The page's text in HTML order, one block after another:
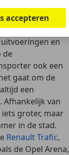
, die
actief was
belangrijk
en
de
ook een
gaat om de
een
Afhankelijk van
groter, maar
in de stad.
Renault Trafic,
de Opel Arena,
accepteren